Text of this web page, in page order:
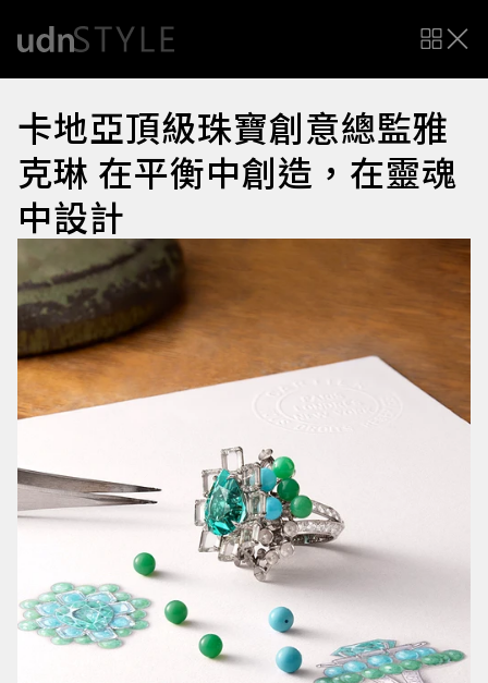
卡地亞頂級珠寶創意總監雅
克琳 在平衡中創造，在靈魂
中設計